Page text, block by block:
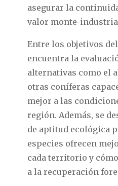
asegurar la
valor monte-
Entre los objetivos
encuentra la
alternativas como el
otras coníferas
mejor a las
región. Además, se
de aptitud ecológica
especies ofrecen
cada territorio y
a la recuperación